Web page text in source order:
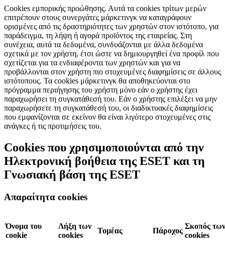
Cookies εμπορικής προώθησης. Αυτά τα cookies τρίτων μερών
επιτρέπουν στους συνεργάτες μάρκετινγκ να καταγράφουν
ορισμένες από τις δραστηριότητες των χρηστών στον ιστότοπο, για
παράδειγμα, τη λήψη ή αγορά προϊόντος της εταιρείας. Στη
συνέχεια, αυτά τα δεδομένα, συνδυάζονται με άλλα δεδομένα
σχετικά με τον χρήστη, έτσι ώστε να δημιουργηθεί ένα προφίλ που
σχετίζεται για τα ενδιαφέροντα των χρηστών και για να
προβάλλονται στον χρήστη πιο στοχευμένες διαφημίσεις σε άλλους
ιστότοπους. Τα cookies μάρκετινγκ θα αποθηκεύονται στο
πρόγραμμα περιήγησης του χρήστη μόνο εάν ο χρήστης έχει
παραχωρήσει τη συγκατάθεσή του. Εάν ο χρήστης επιλέξει να μην
παραχωρήσετε τη συγκατάθεσή του, οι διαδικτυακές διαφημίσεις
που εμφανίζονται σε εκείνον θα είναι λιγότερο στοχευμένες στις
ανάγκες ή τις προτιμήσεις του.
Cookies που χρησιμοποιούνται από την
Ηλεκτρονική βοήθεια της ESET και τη
Γνωσιακή βάση της ESET
Απαραίτητα cookies
Όνομα του
cookie
Λήξη των
cookies
Τομέας Πάροχος
Σκοπός των
cookies